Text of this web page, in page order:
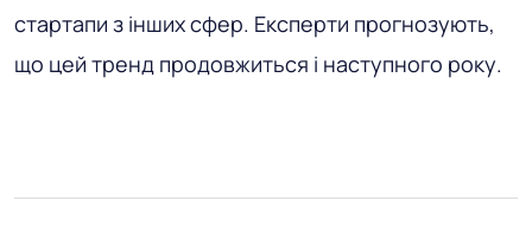
стартапи з інших сфер. Експерти прогнозують,
що цей тренд продовжиться і наступного року.